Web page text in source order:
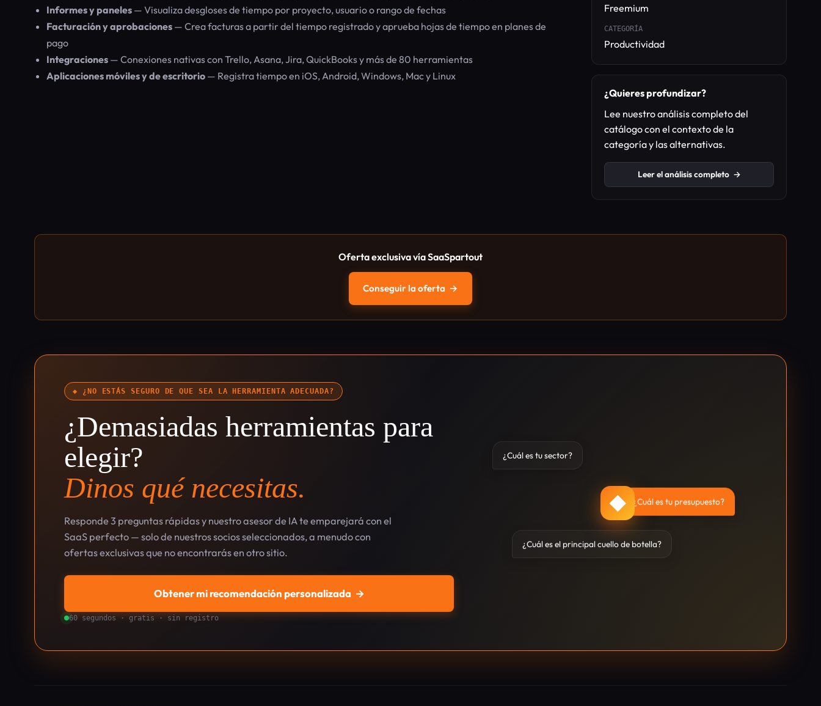
Informes y paneles — Visualiza desgloses de tiempo por proyecto, usuario o rango de fechas
Facturación y aprobaciones — Crea facturas a partir del tiempo registrado y aprueba hojas de tiempo en planes de
pago
Integraciones — Conexiones nativas con Trello, Asana, Jira, QuickBooks y más de 80 herramientas
Aplicaciones móviles y de escritorio — Registra tiempo en iOS, Android, Windows, Mac y Linux
Freemium
CATEGORÍA
Productividad
¿Quieres profundizar?
Lee nuestro análisis completo del
catálogo con el contexto de la
categoría y las alternativas.
Leer el análisis completo →
Oferta exclusiva vía SaaSpartout
Conseguir la oferta →
◆ ¿NO ESTÁS SEGURO DE QUE SEA LA HERRAMIENTA ADECUADA?
¿Demasiadas herramientas para
elegir?
Dinos qué necesitas.
Responde 3 preguntas rápidas y nuestro asesor de IA te emparejará con el
SaaS perfecto — solo de nuestros socios seleccionados, a menudo con
ofertas exclusivas que no encontrarás en otro sitio.
Obtener mi recomendación personalizada →
60 segundos · gratis · sin registro
¿Cuál es tu sector?
¿Cuál es tu presupuesto?
¿Cuál es el principal cuello de botella?
◆